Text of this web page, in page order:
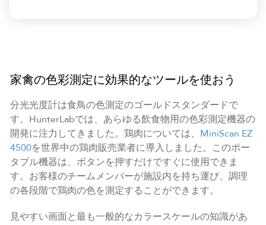
家禽の色彩測定に効果的なツールを使おう
分光光度計は食鳥の色測定のゴールドスタンダードで
す。HunterLabでは、あらゆる飲食物用の色彩測定機器の
開発に注力してきました。鶏肉については、 MiniScan EZ
4500を世界中の鶏肉販売業者に導入しました。このポー
タブル機器は、ボタンを押すだけですぐに使用できま
す。お客様のチームメンバーが施設内を持ち運び、調理
の各段階で鶏肉の色を測定することができます。
見やすい画面と最も一般的なカラースケールの知識があ